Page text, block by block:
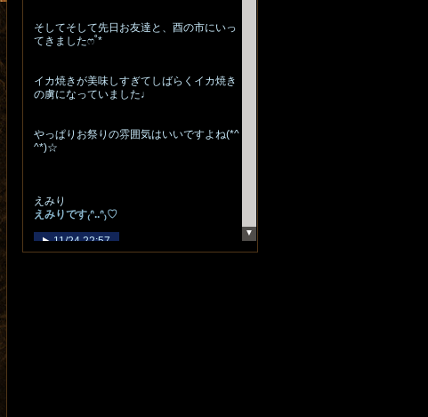
そしてそして先日お友達と、酉の市にいっ
てきましたෆ˚*
イカ焼きが美味しすぎてしばらくイカ焼き
の虜になっていました♩
やっぱりお祭りの雰囲気はいいですよね‪(*^
^*)‪☆
えみり
えみりです₍ᐢ..ᐢ₎♡
11/24 22:57